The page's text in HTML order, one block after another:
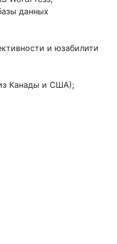
данных
и юзабилити
Канады и США);